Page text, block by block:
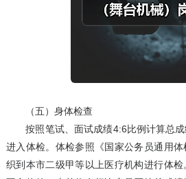
（五）身体检查
按照笔试、面试成绩4:6比例计算总成
进入体检。体检参照《国家公务员通用
织到本市二级甲等以上医疗机构进行体